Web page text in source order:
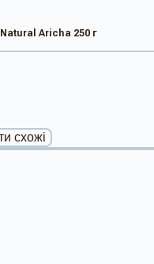
Aricha 250 г
схожі